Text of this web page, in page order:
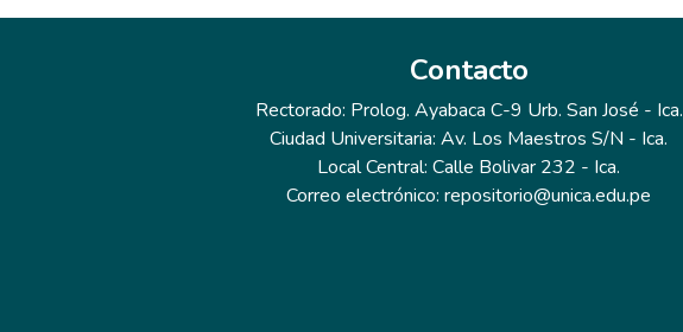
Contacto
Rectorado: Prolog. Ayabaca C-9 Urb. San José - Ica.
Ciudad Universitaria: Av. Los Maestros S/N - Ica.
Local Central: Calle Bolivar 232 - Ica.
Correo electrónico: repositorio@unica.edu.pe